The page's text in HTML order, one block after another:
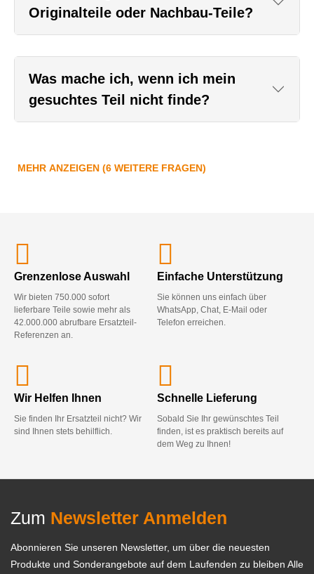
Originalteile oder Nachbau-Teile?
Was mache ich, wenn ich mein
gesuchtes Teil nicht finde?
MEHR ANZEIGEN (6 WEITERE FRAGEN)
Grenzenlose Auswahl
Wir bieten 750.000 sofort
lieferbare Teile sowie mehr als
42.000.000 abrufbare Ersatzteil-
Referenzen an.
Einfache Unterstützung
Sie können uns einfach über
WhatsApp, Chat, E-Mail oder
Telefon erreichen.
Wir Helfen Ihnen
Sie finden Ihr Ersatzteil nicht? Wir
sind Ihnen stets behilflich.
Schnelle Lieferung
Sobald Sie Ihr gewünschtes Teil
finden, ist es praktisch bereits auf
dem Weg zu Ihnen!
Zum Newsletter Anmelden
Abonnieren Sie unseren Newsletter, um über die neuesten
Produkte und Sonderangebote auf dem Laufenden zu bleiben Alle